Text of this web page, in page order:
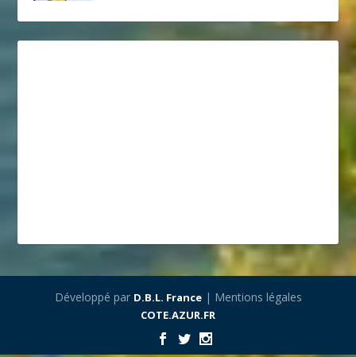
Développé par D.B.L. France| Mentions légales
COTE.AZUR.FR